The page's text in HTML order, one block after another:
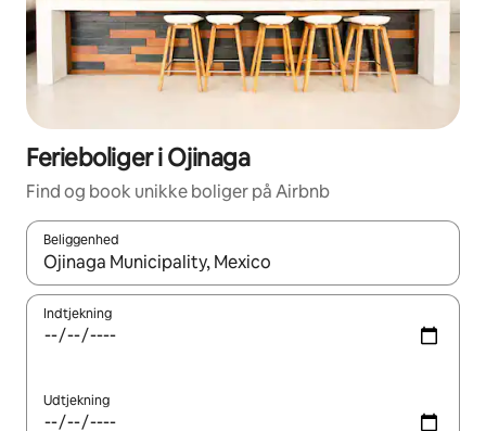
Ferieboliger i Ojinaga
Find og book unikke boliger på Airbnb
Beliggenhed
Når resultaterne er tilgængelige, skal du navigere med
Indtjekning
Udtjekning